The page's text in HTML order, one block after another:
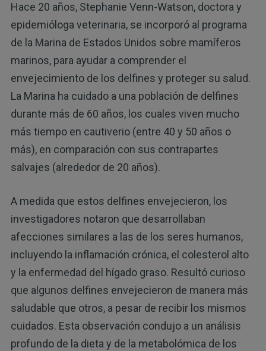
Hace 20 años, Stephanie Venn-Watson, doctora y
epidemióloga veterinaria, se incorporó al programa
de la Marina de Estados Unidos sobre mamíferos
marinos, para ayudar a comprender el
envejecimiento de los delfines y proteger su salud.
La Marina ha cuidado a una población de delfines
durante más de 60 años, los cuales viven mucho
más tiempo en cautiverio (entre 40 y 50 años o
más), en comparación con sus contrapartes
salvajes (alrededor de 20 años).
A medida que estos delfines envejecieron, los
investigadores notaron que desarrollaban
afecciones similares a las de los seres humanos,
incluyendo la inflamación crónica, el colesterol alto
y la enfermedad del hígado graso. Resultó curioso
que algunos delfines envejecieron de manera más
saludable que otros, a pesar de recibir los mismos
cuidados. Esta observación condujo a un análisis
profundo de la dieta y de la metabolómica de los